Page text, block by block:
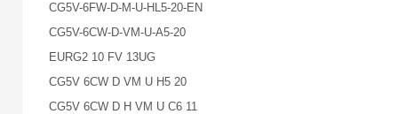
CG5V-6FW-D-M-U-HL5-20-EN
CG5V-6CW-D-VM-U-A5-20
EURG2 10 FV 13UG
CG5V 6CW D VM U H5 20
CG5V 6CW D H VM U C6 11